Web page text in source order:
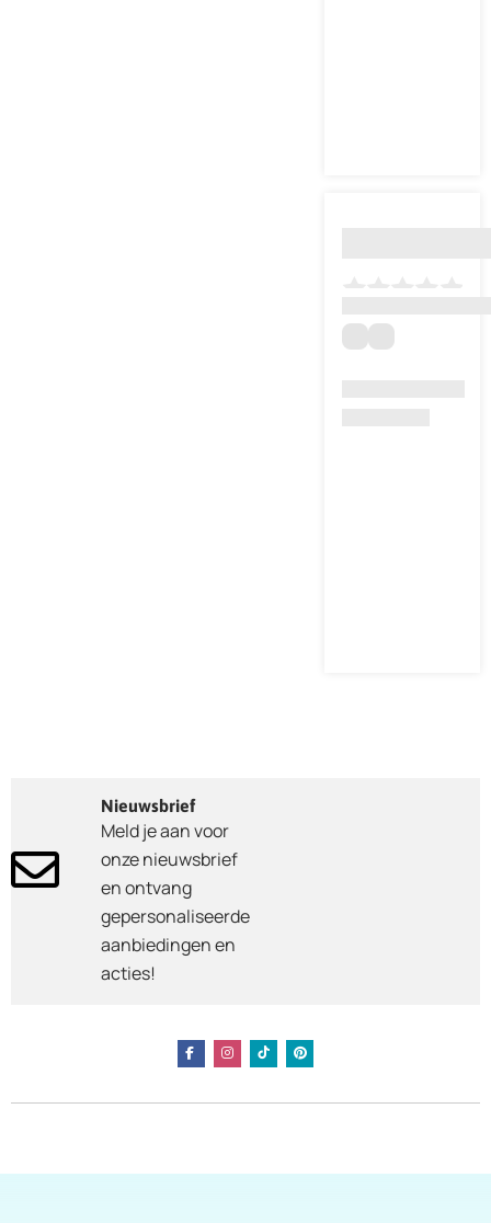
Nieuwsbrief
Meld je aan voor
onze nieuwsbrief
en ontvang
gepersonaliseerde
aanbiedingen en
acties!